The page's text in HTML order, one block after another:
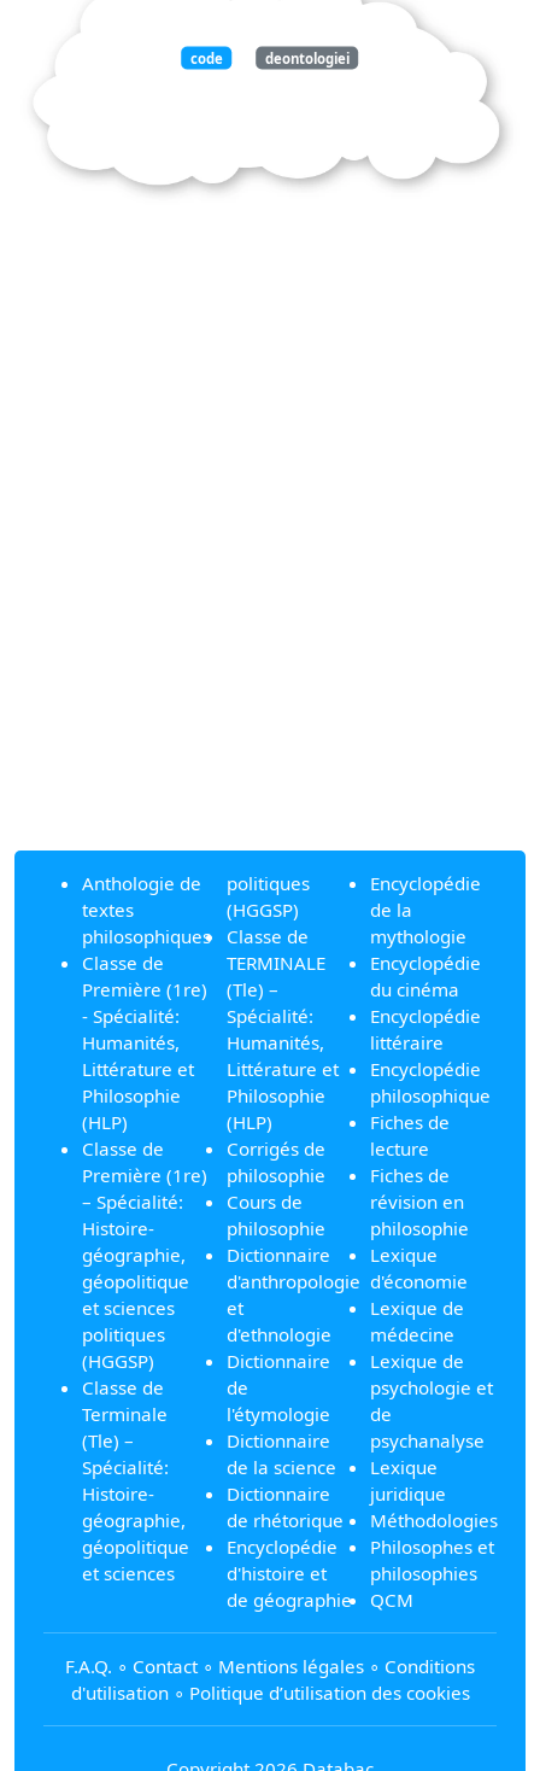
code deontologiei
Anthologie de
textes
philosophiques
Classe de
Première (1re)
- Spécialité:
Humanités,
Littérature et
Philosophie
(HLP)
Classe de
Première (1re)
– Spécialité:
Histoire-
géographie,
géopolitique
et sciences
politiques
(HGGSP)
Classe de
Terminale
(Tle) –
Spécialité:
Histoire-
géographie,
géopolitique
et sciences
politiques
(HGGSP)
Classe de
TERMINALE
(Tle) –
Spécialité:
Humanités,
Littérature et
Philosophie
(HLP)
Corrigés de
philosophie
Cours de
philosophie
Dictionnaire
d'anthropologie
et
d'ethnologie
Dictionnaire
de
l'étymologie
Dictionnaire
de la science
Dictionnaire
de rhétorique
Encyclopédie
d'histoire et
de géographie
Encyclopédie
de la
mythologie
Encyclopédie
du cinéma
Encyclopédie
littéraire
Encyclopédie
philosophique
Fiches de
lecture
Fiches de
révision en
philosophie
Lexique
d'économie
Lexique de
médecine
Lexique de
psychologie et
de
psychanalyse
Lexique
juridique
Méthodologies
Philosophes et
philosophies
QCM
F.A.Q. ∘ Contact ∘ Mentions légales ∘ Conditions
d'utilisation∘ Politique d’utilisation des cookies